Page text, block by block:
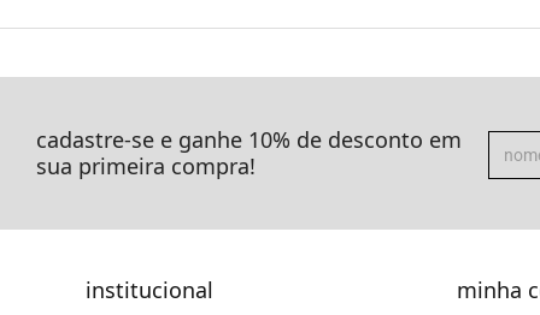
cadastre-se e ganhe 10% de desconto em
sua primeira compra!
institucional minha